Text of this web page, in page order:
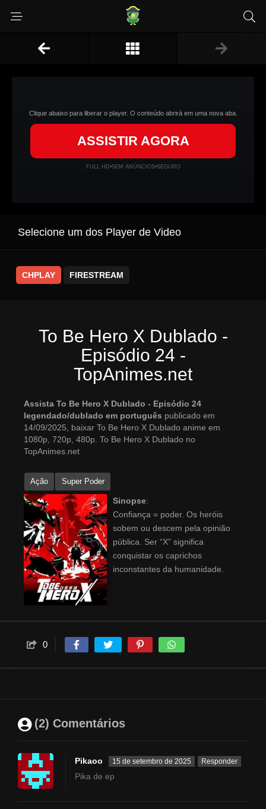
Clique abaixo para liberar o player. O conteúdo abrirá em uma nova aba.
ASSISTIR AGORA
FULL HD•SEM ANÚNCIOS•SEGURO
Selecione um dos Player de Video
CHPLAY FIRESTREAM
To Be Hero X Dublado -
Episódio 24 -
TopAnimes.net
Assista To Be Hero X Dublado - Episódio 24
legendado/dublado em português publicado em
14/09/2025, baixar To Be Hero X Dublado anime em
1080p, 720p, 480p. To Be Hero X Dublado no
TopAnimes.net
Ação Super Poder
Sinopse:
Confiança = poder. Os heróis
sobem ou descem pela opinião
pública. Ser “X” significa
conquistar os caprichos
inconstantes da humanidade.
0
(2) Comentários
Pikaoo 15 de setembro de 2025 Responder
Pika de ep